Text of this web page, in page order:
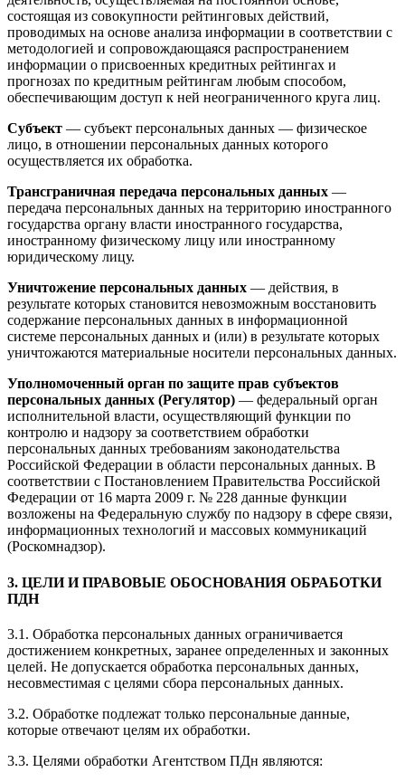
состоящая из совокупности рейтинговых действий,
проводимых на основе анализа информации в соответствии с
методологией и сопровождающаяся распространением
информации о присвоенных кредитных рейтингах и
прогнозах по кредитным рейтингам любым способом,
обеспечивающим доступ к ней неограниченного круга лиц.
Субъект — субъект персональных данных — физическое
лицо, в отношении персональных данных которого
осуществляется их обработка.
Трансграничная передача персональных данных —
передача персональных данных на территорию иностранного
государства органу власти иностранного государства,
иностранному физическому лицу или иностранному
юридическому лицу.
Уничтожение персональных данных — действия, в
результате которых становится невозможным восстановить
содержание персональных данных в информационной
системе персональных данных и (или) в результате которых
уничтожаются материальные носители персональных данных.
Уполномоченный орган по защите прав субъектов
персональных данных (Регулятор) — федеральный орган
исполнительной власти, осуществляющий функции по
контролю и надзору за соответствием обработки
персональных данных требованиям законодательства
Российской Федерации в области персональных данных. В
соответствии с Постановлением Правительства Российской
Федерации от 16 марта 2009 г. № 228 данные функции
возложены на Федеральную службу по надзору в сфере связи,
информационных технологий и массовых коммуникаций
(Роскомнадзор).
3. ЦЕЛИ И ПРАВОВЫЕ ОБОСНОВАНИЯ ОБРАБОТКИ
ПДН
3.1. Обработка персональных данных ограничивается
достижением конкретных, заранее определенных и законных
целей. Не допускается обработка персональных данных,
несовместимая с целями сбора персональных данных.
3.2. Обработке подлежат только персональные данные,
которые отвечают целям их обработки.
3.3. Целями обработки Агентством ПДн являются: